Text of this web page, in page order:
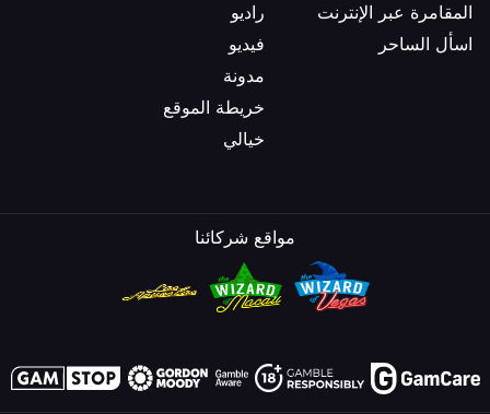
المقامرة عبر الإنترنت
اسأل الساحر
راديو
فيديو
مدونة
خريطة الموقع
خيالي
مواقع شركائنا